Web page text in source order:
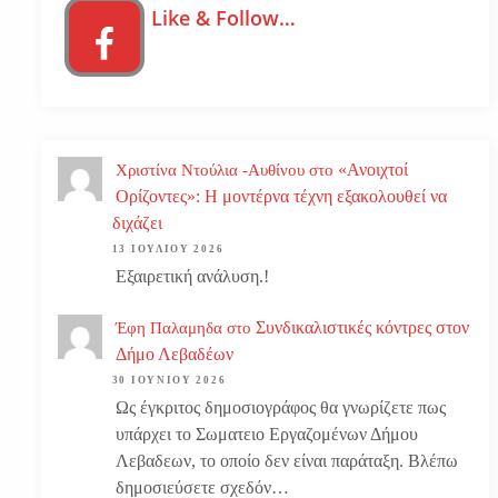
Like & Follow…
Χριστίνα Ντούλια -Αυθίνου στο «Ανοιχτοί
Ορίζοντες»: Η μοντέρνα τέχνη εξακολουθεί να
διχάζει
13 ΙΟΥΛΊΟΥ 2026
Εξαιρετική ανάλυση.!
Έφη Παλαμηδα στο Συνδικαλιστικές κόντρες στον
Δήμο Λεβαδέων
30 ΙΟΥΝΊΟΥ 2026
Ως έγκριτος δημοσιογράφος θα γνωρίζετε πως
υπάρχει το Σωματειο Εργαζομένων Δήμου
Λεβαδεων, το οποίο δεν είναι παράταξη. Βλέπω
δημοσιεύσετε σχεδόν…